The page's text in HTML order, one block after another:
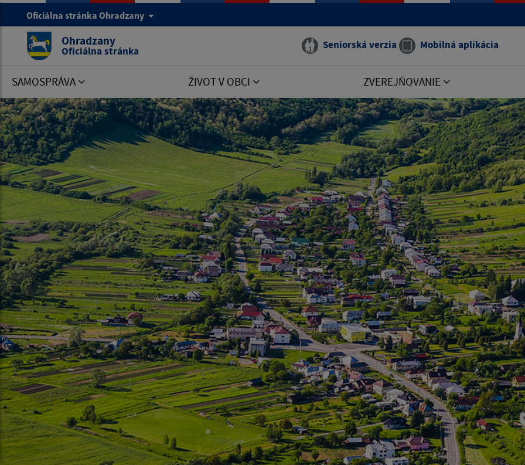
Oficiálna stránka Ohradzany
Ohradzany
Oficiálna stránka Seniorská verzia Mobilná aplikácia
SAMOSPRÁVA ŽIVOT V OBCI ZVEREJŇOVANIE